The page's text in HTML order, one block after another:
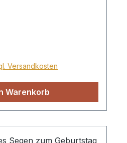
Versandkosten
Warenkorb